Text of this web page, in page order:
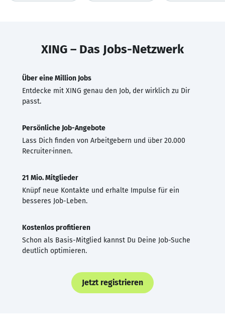
XING – Das Jobs-Netzwerk
Über eine Million Jobs
Entdecke mit XING genau den Job, der wirklich zu Dir
passt.
Persönliche Job-Angebote
Lass Dich finden von Arbeitgebern und über 20.000
Recruiter·innen.
21 Mio. Mitglieder
Knüpf neue Kontakte und erhalte Impulse für ein
besseres Job-Leben.
Kostenlos profitieren
Schon als Basis-Mitglied kannst Du Deine Job-Suche
deutlich optimieren.
Jetzt registrieren